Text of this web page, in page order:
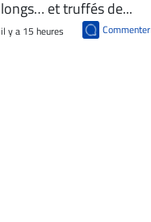
longs… et truffés de...
il y a 15 heures Commenter